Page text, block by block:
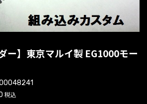
ー】東京マルイ製 EG1000モー
税込